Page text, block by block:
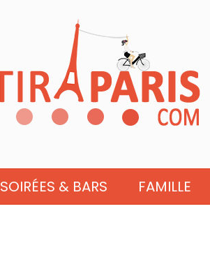
SOIRÉES & BARS FAMILLE